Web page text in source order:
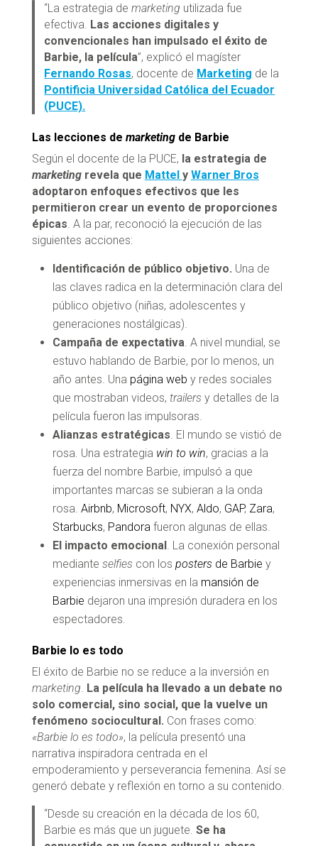
“La estrategia demarketing utilizada fue
efectiva. Las acciones digitales y
convencionales han impulsado el éxito de
Barbie, la película”, explicó el magíster
Fernando Rosas, docente de Marketing de la
Pontificia Universidad Católica del Ecuador
(PUCE).
Las lecciones de marketingde Barbie
Según el docente de la PUCE, la estrategia de
marketingrevela que Mattel y Warner Bros
adoptaron enfoques efectivos que les
permitieron crear un evento de proporciones
épicas . A la par, reconoció la ejecución de las
siguientes acciones:
Identificación de público objetivo. Una de
las claves radica en la determinación clara del
público objetivo (niñas, adolescentes y
generaciones nostálgicas).
Campaña de expectativa . A nivel mundial, se
estuvo hablando de Barbie, por lo menos, un
año antes. Una página web y redes sociales
que mostraban videos, trailers y detalles de la
película fueron las impulsoras.
Alianzas estratégicas . El mundo se vistió de
rosa. Una estrategia win to win, gracias a la
fuerza del nombre Barbie, impulsó a que
importantes marcas se subieran a la onda
rosa. Airbnb, Microsoft, NYX, Aldo, GAP, Zara,
Starbucks, Pandora fueron algunas de ellas.
El impacto emocional. La conexión personal
mediante selfies con los postersde Barbie y
experiencias inmersivas en la mansión de
Barbie dejaron una impresión duradera en los
espectadores.
Barbie lo es todo
El éxito de Barbie no se reduce a la inversión en
marketing La película ha llevado a un debate no
solo comercial, sino social, que la vuelve un
fenómeno sociocultural. Con frases como:
«Barbie lo es todo», la película presentó una
narrativa inspiradora centrada en el
empoderamiento y perseverancia femenina. Así se
generó debate y reflexión en torno a su contenido.
“Desde su creación en la década de los 60,
Barbie es más que un juguete.Se ha